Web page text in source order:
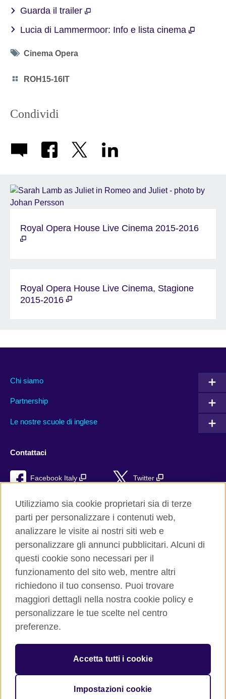
Guarda il trailer
Lucia di Lammermoor: Info e lista cinema
Tag
Cinema Opera
Category
ROH15-16IT
Condividi
Royal Opera House Live Cinema 2015-2016
Royal Opera House Live Cinema, Stagione
2015-2016
Chi siamo
Partnership
Le nostre scuole di inglese
Contattaci
Facebook Italy Twitter
YouTube TikTok
RSS
British Council global
Privacy e condizioni d'uso
Cookie
Sitemap
Aiuto
© 2026 British Council
The United Kingdom’s international organisation for cultural
209131 (England and Wales) SC037733 (Scotland)
Utilizziamo sia cookie proprietari sia di terze
parti per personalizzare i contenuti web,
analizzare le visite ai nostri siti web e
personalizzare gli annunci pubblicitari. Alcuni di
questi cookie sono necessari per il
funzionamento del sito web, mentre altri
richiedono il tuo consenso. Puoi trovare
maggiori dettagli nella nostra cookie policy e
personalizzare le tue scelte nel centro
preferenze.
Accetta tutti i cookie
Impostazioni cookie